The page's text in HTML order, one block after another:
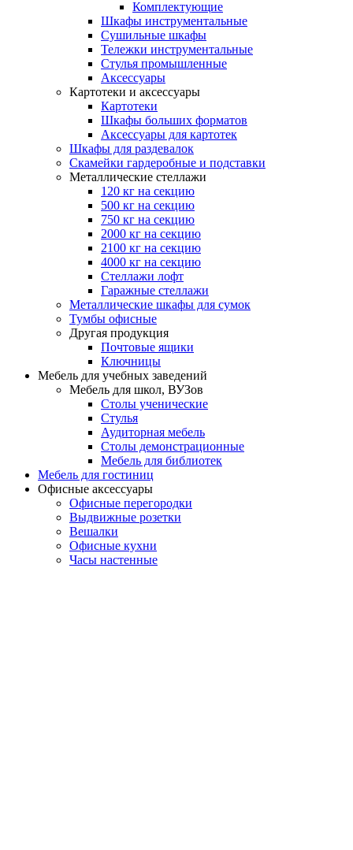
Комплектующие
Шкафы инструментальные
Сушильные шкафы
Тележки инструментальные
Стулья промышленные
Аксессуары
Картотеки и аксессуары
Картотеки
Шкафы больших форматов
Аксессуары для картотек
Шкафы для раздевалок
Скамейки гардеробные и подставки
Металлические стеллажи
120 кг на секцию
500 кг на секцию
750 кг на секцию
2000 кг на секцию
2100 кг на секцию
4000 кг на секцию
Стеллажи лофт
Гаражные стеллажи
Металлические шкафы для сумок
Тумбы офисные
Другая продукция
Почтовые ящики
Ключницы
Мебель для учебных заведений
Мебель для школ, ВУЗов
Столы ученические
Стулья
Аудиторная мебель
Столы демонстрационные
Мебель для библиотек
Мебель для гостиниц
Офисные аксессуары
Офисные перегородки
Выдвижные розетки
Вешалки
Офисные кухни
Часы настенные